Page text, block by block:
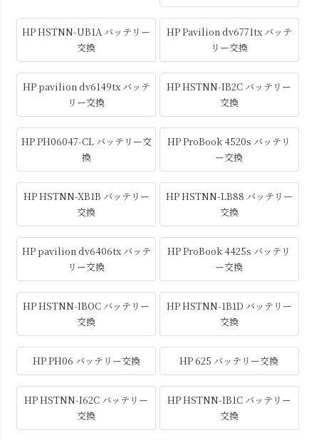
HP HSTNN-UB1A バッテリー
交換
HP Pavilion dv6771tx バッテ
リー交換
HP pavilion dv6149tx バッテ
リー交換
HP HSTNN-IB2C バッテリー
交換
HP PH06047-CL バッテリー交
換
HP ProBook 4520s バッテリ
ー交換
HP HSTNN-XB1B バッテリー
交換
HP HSTNN-LB88 バッテリー
交換
HP pavilion dv6406tx バッテ
リー交換
HP ProBook 4425s バッテリ
ー交換
HP HSTNN-IBOC バッテリー
交換
HP HSTNN-1B1D バッテリー
交換
HP PH06 バッテリー交換 HP 625 バッテリー交換
HP HSTNN-I62C バッテリー
交換
HP HSTNN-IB1C バッテリー
交換